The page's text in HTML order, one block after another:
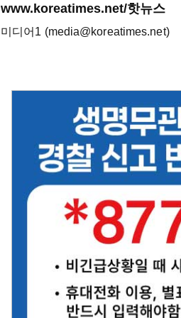
www.koreatimes.net/핫뉴스
미디어1 (media@koreatimes.net)